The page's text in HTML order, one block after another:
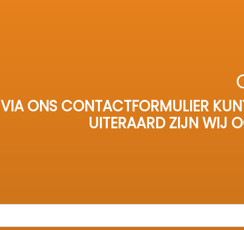
VIA ONS CONTACTFORMULIER
UITERAARD ZIJN WIJ